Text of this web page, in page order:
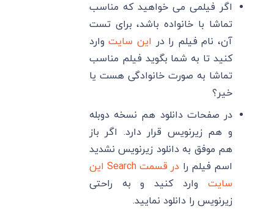
اگر فیلمی می خواهید که مناسب
تماشا با خانواده باشد، برای تست
آن، نام فیلم را در این سایتوارد
کنید تا به شما بگوید فیلم مناسب
تماشا به صورت خانوادگی هست یا
خیر؟
در صفحات دانلود هم نسخه دوبله
و هم زیرنویس قرار دارد. اگر باز
هم موفق به دانلود زیرنویس نشدید
اسم فیلم را
در قسمت Search این
سایت وارد کنید و به راحتی
زیرنویس را دانلود نمایید.